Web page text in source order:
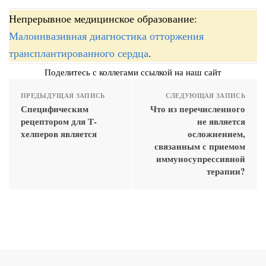
Непрерывное медицинское образование:
Малоинвазивная диагностика отторжения
трансплантированного сердца.
Поделитесь с коллегами ссылкой на наш сайт
ПРЕДЫДУЩАЯ ЗАПИСЬ
Специфическим
рецептором для Т-
хелперов является
СЛЕДУЮЩАЯ ЗАПИСЬ
Что из перечисленного
не является
осложнением,
связанным с приемом
иммуносупрессивной
терапии?